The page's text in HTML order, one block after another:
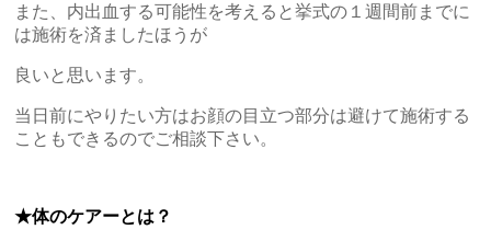
また、内出血する可能性を考えると挙式の１週間前までに
は施術を済ましたほうが
良いと思います。
当日前にやりたい方はお顔の目立つ部分は避けて施術する
こともできるのでご相談下さい。
★体のケアーとは？